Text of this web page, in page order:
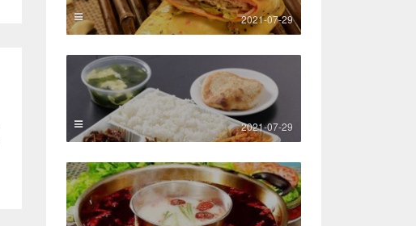
2021-07-29
2021-07-29